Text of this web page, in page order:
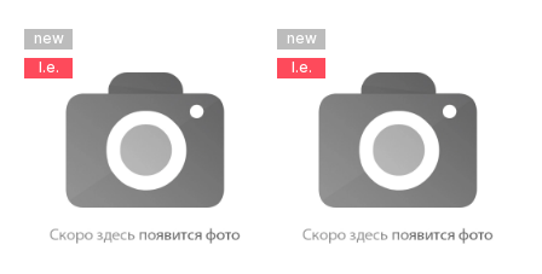
new
l.e.
new
l.e.